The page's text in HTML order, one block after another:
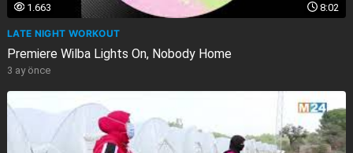
8:02
1.663
LATE NIGHT WORKOUT
Premiere Wilba Lights On, Nobody Home
3 ay önce